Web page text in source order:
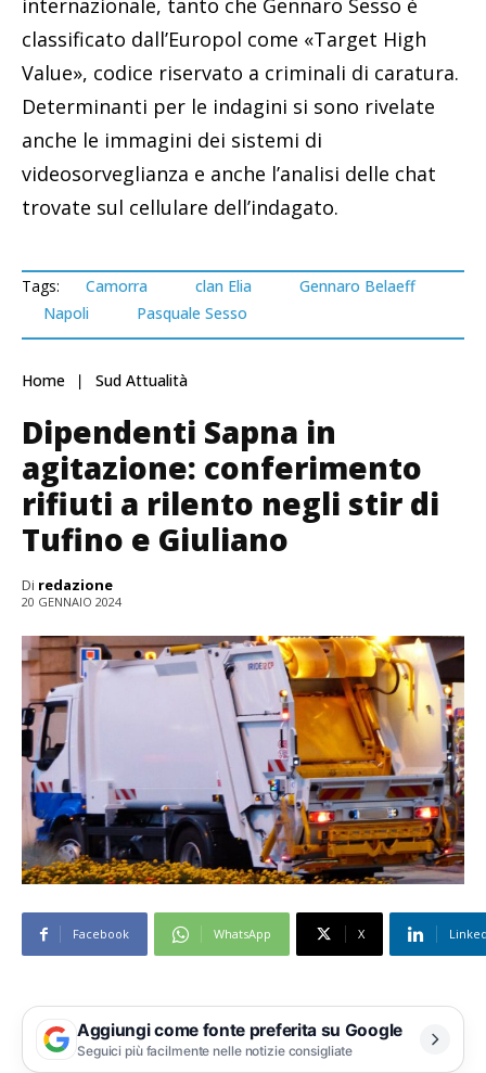
internazionale, tanto che Gennaro Sesso è
classificato dall’Europol come «Target High
Value», codice riservato a criminali di caratura.
Determinanti per le indagini si sono rivelate
anche le immagini dei sistemi di
videosorveglianza e anche l’analisi delle chat
trovate sul cellulare dell’indagato.
Tags: Camorra clan Elia
Gennaro Belaeff
Napoli
Pasquale Sesso
Home Sud Attualità
Dipendenti Sapna in
agitazione: conferimento
rifiuti a rilento negli stir di
Tufino e Giuliano
Di redazione
20 GENNAIO 2024
Facebook WhatsApp X
Aggiungi come fonte preferita su Google
Seguici più facilmente nelle notizie consigliate